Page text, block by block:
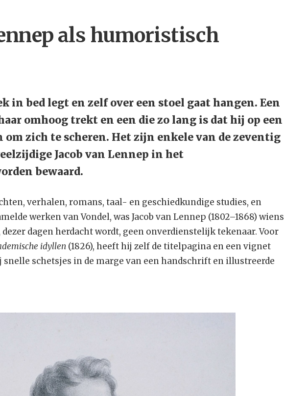
als humoristisch
in bed legt en zelf over een stoel gaat hangen. Een
omhoog trekt en een die zo lang is dat hij op een
zich te scheren. Het zijn enkele van de zeventig
Jacob van Lennep in het
bewaard.
verhalen, romans, taal- en geschiedkundige studies, en
werken van Vondel, was Jacob van Lennep (1802–1868) wiens
dezer dagen herdacht wordt, geen onverdienstelijk tekenaar. Voor
idyllen(1826), heeft hij zelf de titelpagina en een vignet
snelle schetsjes in de marge van een handschrift en illustreerde